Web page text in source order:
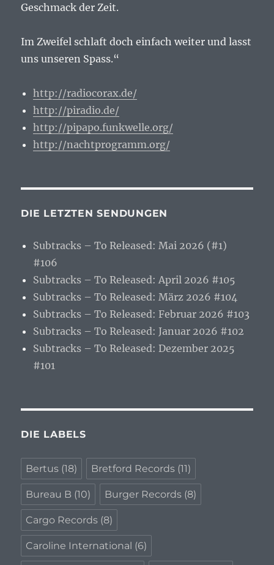
Geschmack der Zeit.
Im Zweifel schlaft doch einfach weiter und lasst
uns unseren Spass.“
http://radiocorax.de/
http://piradio.de/
http://pipapo.funkwelle.org/
http://nachtprogramm.org/
DIE LETZTEN SENDUNGEN
Subtracks – To Released: Mai 2026 (#1)
#106
Subtracks – To Released: April 2026 #105
Subtracks – To Released: März 2026 #104
Subtracks – To Released: Februar 2026 #103
Subtracks – To Released: Januar 2026 #102
Subtracks – To Released: Dezember 2025
#101
DIE LABELS
Bertus (18) Bretford Records (11)
Bureau B (10) Burger Records (8)
Cargo Records (8)
Caroline International (6)